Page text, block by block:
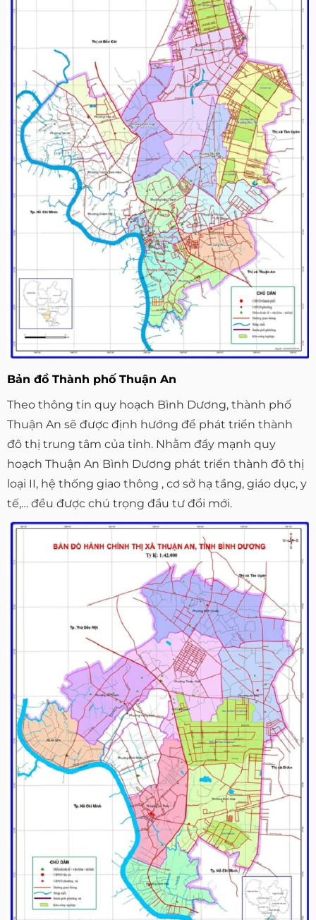
Bản đồ Thành phố Thuận An
Theo thông tin quy hoạch Bình Dương, thành phố
Thuận An sẽ được định hướng để phát triển thành
đô thị trung tâm của tỉnh. Nhằm đẩy mạnh quy
hoạch Thuận An Bình Dương phát triển thành đô thị
loại II, hệ thống giao thông , cơ sở hạ tầng, giáo dục, y
tế,… đều được chú trọng đầu tư đổi mới.